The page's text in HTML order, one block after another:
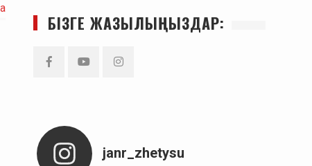
БІЗГЕ ЖАЗЫЛЫҢЫЗДАР:
janr_zhetysu